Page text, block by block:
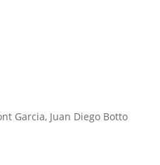
Garcia, Juan Diego Botto